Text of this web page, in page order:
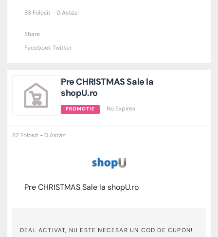
83 Folosit - 0 Astăzi
Share
FacebookTwitter
Pre CHRISTMAS Sale la
shopU.ro
PROMOTIE No Expires
82 Folosit - 0 Astăzi
Pre CHRISTMAS Sale la shopU.ro
DEAL ACTIVAT, NU ESTE NECESAR UN COD DE CUPON!